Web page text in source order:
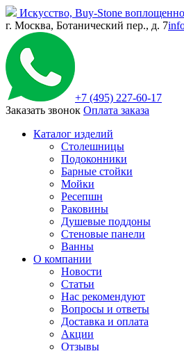
Искусство, Buy-Stone
г. Москва, Ботанический пер., д. 7
+7 (495) 227-60-17
Заказать звонок Оплата заказа
Каталог изделий
Столешницы
Подоконники
Барные стойки
Мойки
Ресепшн
Раковины
Душевые поддоны
Стеновые панели
Ванны
О компании
Новости
Статьи
Нас рекомендуют
Вопросы и ответы
Доставка и оплата
Акции
Отзывы